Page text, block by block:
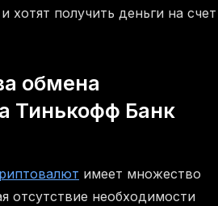
хотят получить деньги на счет
обмена
Тинькофф Банк
имеет множество
отсутствие необходимости